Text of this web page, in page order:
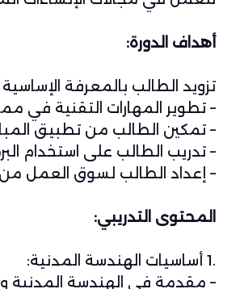
أهداف الدورة:
تزويد الطالب بالمعرفة
– تطوير المهارات التقنية في
– تمكين الطالب من تطبيق
– تدريب الطالب على استخدام
– إعداد الطالب لسوق العمل من
المحتوى التدريبي:
.1 أساسيات الهندسة المدنية:
– مقدمة في الهندسة المدنية